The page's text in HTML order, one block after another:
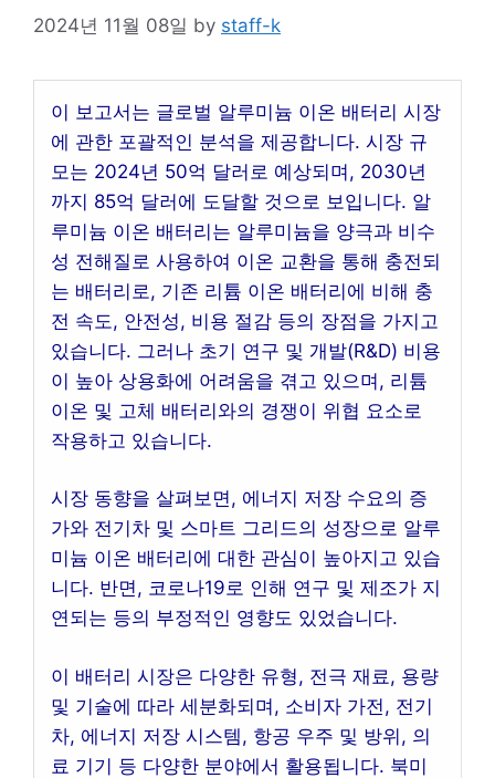
2024년 11월 08일 by staff-k
이 보고서는 글로벌 알루미늄 이온 배터리 시장
에 관한 포괄적인 분석을 제공합니다. 시장 규
모는 2024년 50억 달러로 예상되며, 2030년
까지 85억 달러에 도달할 것으로 보입니다. 알
루미늄 이온 배터리는 알루미늄을 양극과 비수
성 전해질로 사용하여 이온 교환을 통해 충전되
는 배터리로, 기존 리튬 이온 배터리에 비해 충
전 속도, 안전성, 비용 절감 등의 장점을 가지고
있습니다. 그러나 초기 연구 및 개발(R&D) 비용
이 높아 상용화에 어려움을 겪고 있으며, 리튬
이온 및 고체 배터리와의 경쟁이 위협 요소로
작용하고 있습니다.
시장 동향을 살펴보면, 에너지 저장 수요의 증
가와 전기차 및 스마트 그리드의 성장으로 알루
미늄 이온 배터리에 대한 관심이 높아지고 있습
니다. 반면, 코로나19로 인해 연구 및 제조가 지
연되는 등의 부정적인 영향도 있었습니다.
이 배터리 시장은 다양한 유형, 전극 재료, 용량
및 기술에 따라 세분화되며, 소비자 가전, 전기
차, 에너지 저장 시스템, 항공 우주 및 방위, 의
료 기기 등 다양한 분야에서 활용됩니다. 북미